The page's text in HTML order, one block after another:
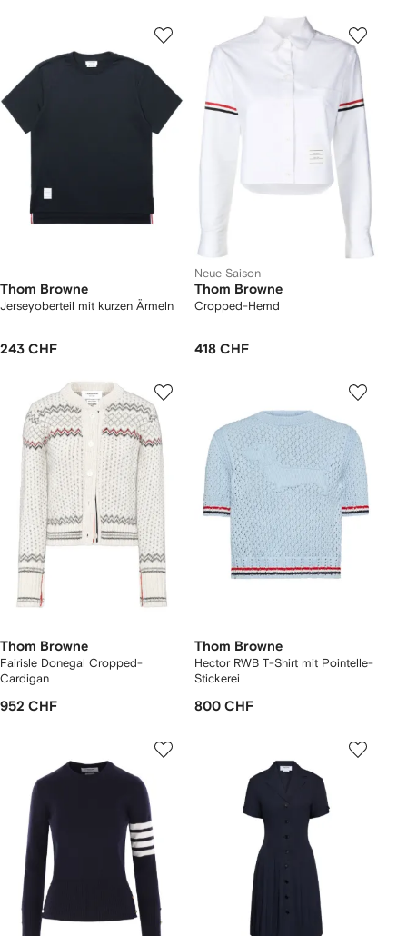
Thom Browne
Jerseyoberteil mit kurzen Ärmeln
243 CHF
Neue Saison
Thom Browne
Cropped-Hemd
418 CHF
Thom Browne
Fairisle Donegal Cropped-
Cardigan
952 CHF
Thom Browne
Hector RWB T-Shirt mit Pointelle-
Stickerei
800 CHF